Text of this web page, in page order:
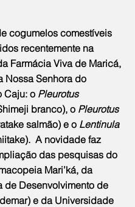
cogumelos comestíveis
recentemente na
Farmácia Viva de Maricá,
Nossa Senhora do
Caju: o Pleurotus
branco), o Pleurotus
salmão) e o Lentinula
A novidade faz
das pesquisas do
Mari’ká, da
de Desenvolvimento de
e da Universidade